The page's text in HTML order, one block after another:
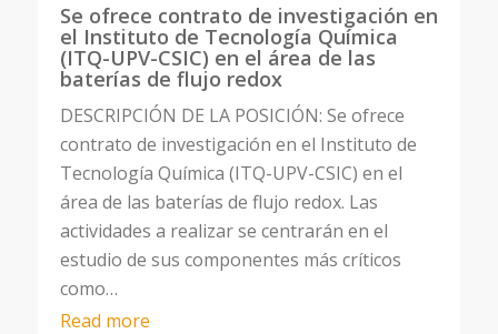
Se ofrece contrato de investigación en
el Instituto de Tecnología Química
(ITQ-UPV-CSIC) en el área de las
baterías de flujo redox
DESCRIPCIÓN DE LA POSICIÓN: Se ofrece
contrato de investigación en el Instituto de
Tecnología Química (ITQ-UPV-CSIC) en el
área de las baterías de flujo redox. Las
actividades a realizar se centrarán en el
estudio de sus componentes más críticos
como…
Read more